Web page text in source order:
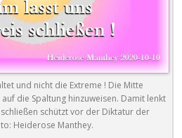
und nicht die Extreme ! Die Mitte
die Spaltung hinzuweisen. Damit lenkt
schützt vor der Diktatur der
Heiderose Manthey.